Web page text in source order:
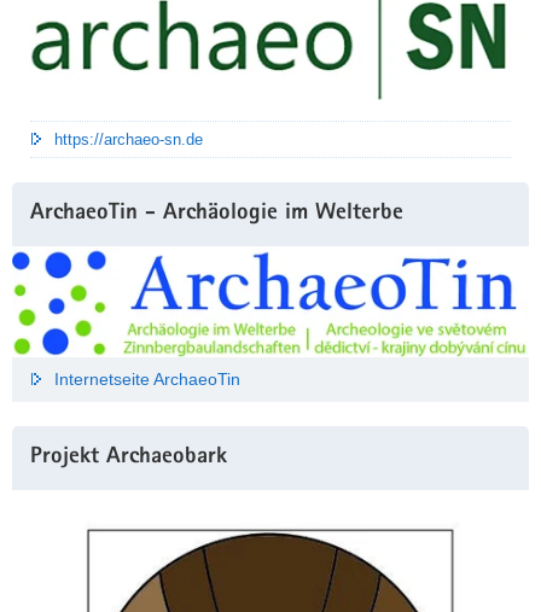
https://archaeo-sn.de
ArchaeoTin - Archäologie im Welterbe
Internetseite ArchaeoTin
Projekt Archaeobark